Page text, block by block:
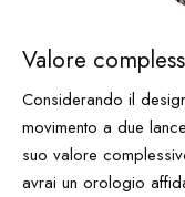
Valore
Considerando il
movimento a due
suo valore
avrai un orologio